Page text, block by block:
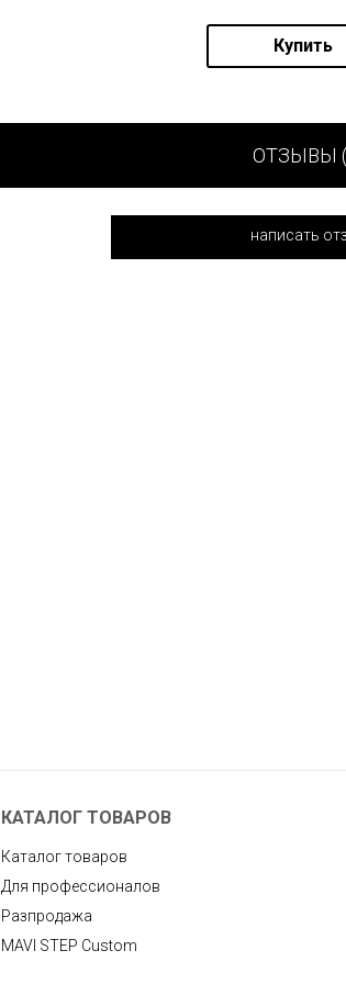
Купить
ОТЗЫВЫ
написать
КАТАЛОГ ТОВАРОВ
Каталог товаров
Для профессионалов
Разпродажа
MAVI STEP Custom